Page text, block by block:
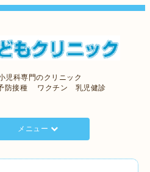
児科専門のクリニック
防接種 ワクチン 乳児健診
メニュー